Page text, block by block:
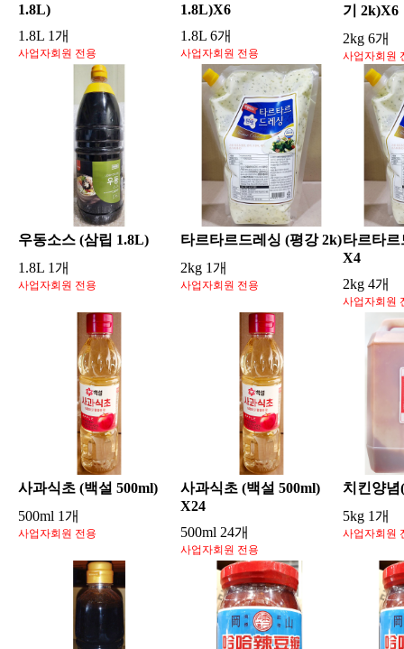
1.8L)
1.8L 1개
사업자회원 전용
1.8L)X6
1.8L 6개
사업자회원 전용
기 2k)X6
2kg 6개
사업자회원
우동소스 (삼립 1.8L)
1.8L 1개
사업자회원 전용
타르타르드레싱 (평강 2k)
2kg 1개
사업자회원 전용
타르타
X4
2kg 4개
사업자회원
사과식초 (백설 500ml)
500ml 1개
사업자회원 전용
사과식초 (백설 500ml)
X24
500ml 24개
사업자회원 전용
치킨양념
5kg 1개
사업자회원